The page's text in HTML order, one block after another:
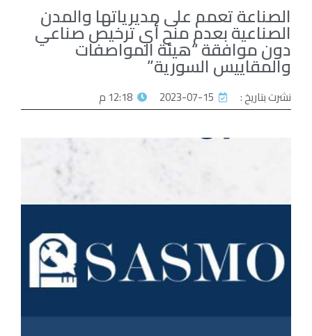
الصناعة تعمم على مديرياتها والمدن
الصناعية بعدم منح أي ترخيص صناعي
دون موافقة “هيئة المواصفات
والمقاييس السورية”
نشرت بتاريخ : 2023-07-15 12:18 م